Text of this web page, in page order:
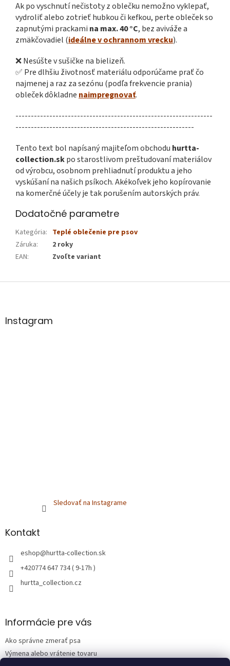
Ak po vyschnutí nečistoty z oblečku nemožno vyklepať,
vydroliť alebo zotrieť hubkou či kefkou, perte obleček so
zapnutými prackami na max. 40 °C, bez aviváže a
zmäkčovadiel (ideálne v ochrannom vrecku).
❌ Nesúšte v sušičke na bielizeň.
✅ Pre dlhšiu životnosť materiálu odporúčame prať čo
najmenej a raz za sezónu (podľa frekvencie prania)
obleček dôkladne naimpregnovať.
----------------------------------------------------------------
----------------------------------------------------------
Tento text bol napísaný majiteľom obchodu hurtta-
collection.skpo starostlivom preštudovaní materiálov
od výrobcu, osobnom prehliadnutí produktu a jeho
vyskúšaní na našich psíkoch. Akékoľvek jeho kopírovanie
na komerčné účely je tak porušením autorských práv.
Dodatočné parametre
Kategória: Teplé oblečenie pre psov
Záruka:
2 roky
EAN: Zvoľte variant
Z
äInstagram
Sledovať na Instagrame
Kontakt
eshop@hurtta-collection.sk
+420774 647 734 ( 9-17h )
hurtta_collection.cz
Informácie pre vás
Ako správne zmerať psa
Výmena alebo vrátenie tovaru